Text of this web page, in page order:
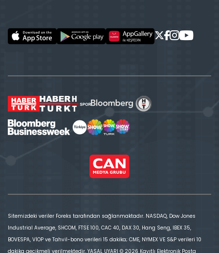
Sitemizdeki veriler Foreks tarafından sağlanmaktadır. NASDAQ, Dow Jones
Industrial Average, SHCOM, FTSE 100, CAC 40, DAX 30, Hang Seng, IBEX 35,
BOVESPA, VİOP ve Tahvil-bono verileri 15 dakika; CME, NYMEX VE S&P verileri 10
dakika gecikmeli verilmektedir. YASAL UYARI © 2026 Kayıtlı Elektronik Posta